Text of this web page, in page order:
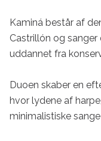
Kaminá består af
Castrillón og
uddannet fra
Duoen skaber en
hvor lydene af
minimalistiske